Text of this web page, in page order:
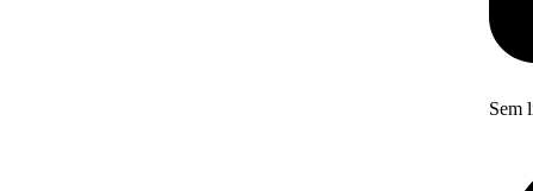
Sem